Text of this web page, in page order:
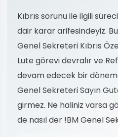
Kıbrıs sorunu ile ilgili
dair karar arifesindeyiz.
Genel Sekreteri Kıbrıs
Lute görevi devralır ve
devam edecek bir
Genel Sekreteri Sayın
girmez. Ne haliniz varsa
de nasıl der !BM Genel